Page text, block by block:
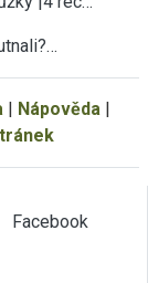
| Nápověda|
Facebook